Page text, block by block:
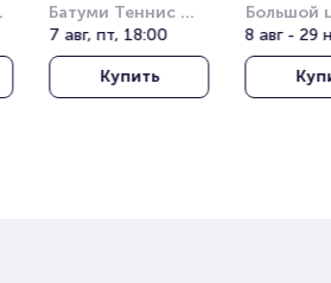
Орбакайте
Батуми Теннис
Клаб (Batumi
Tennis Club)
7 авг, пт, 18:00
Купить
Большой
8 авг - 29